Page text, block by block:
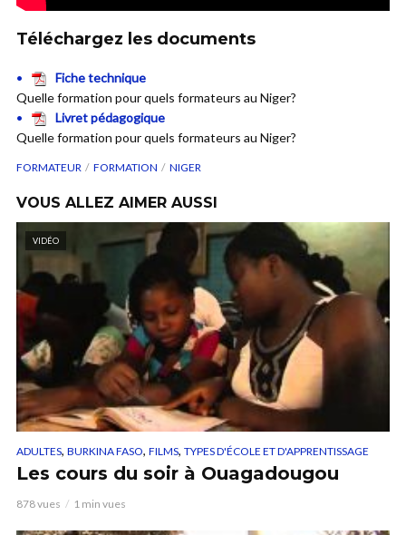
Téléchargez les documents
Fiche technique
Quelle formation pour quels formateurs au Niger?
Livret pédagogique
Quelle formation pour quels formateurs au Niger?
FORMATEUR FORMATION NIGER
VOUS ALLEZ AIMER AUSSI
VIDÉO
ADULTES, BURKINA FASO, FILMS, TYPES D'ÉCOLE ET D'APPRENTISSAGE
Les cours du soir à Ouagadougou
878 vues 1 min vues